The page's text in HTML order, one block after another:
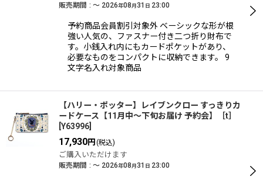
販売期間 : ～ 2026年08月31 日 23:00
予約商品会員割引対象外 ベーシックな形が根
強い人気の、ファスナー付き二つ折り財布で
す。小銭入れ内にもカードポケットがあり、
必要なものをコンパクトに収納できます。 9
文字名入れ対象商品
【ハリー・ポッター】レイブンクロー すっきりカ
ードケース【11月中〜下旬お届け 予約会】［t］
Y63996
17,930円 (税込)
ご購入いただけます
販売期間 : ～ 2026年08月31 日 23:00